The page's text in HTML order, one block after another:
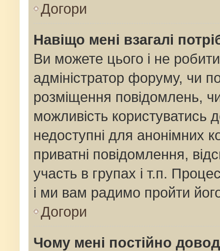
Догори
Навіщо мені взагалі
Ви можете цього і не
адміністратор форуму, чи
розміщення повідомлень,
можливість користуватись
недоступні для анонімних
приватні повідомлення,
участь в групах і т.п.
і ми вам радимо пройти
Догори
Чому мені постійно